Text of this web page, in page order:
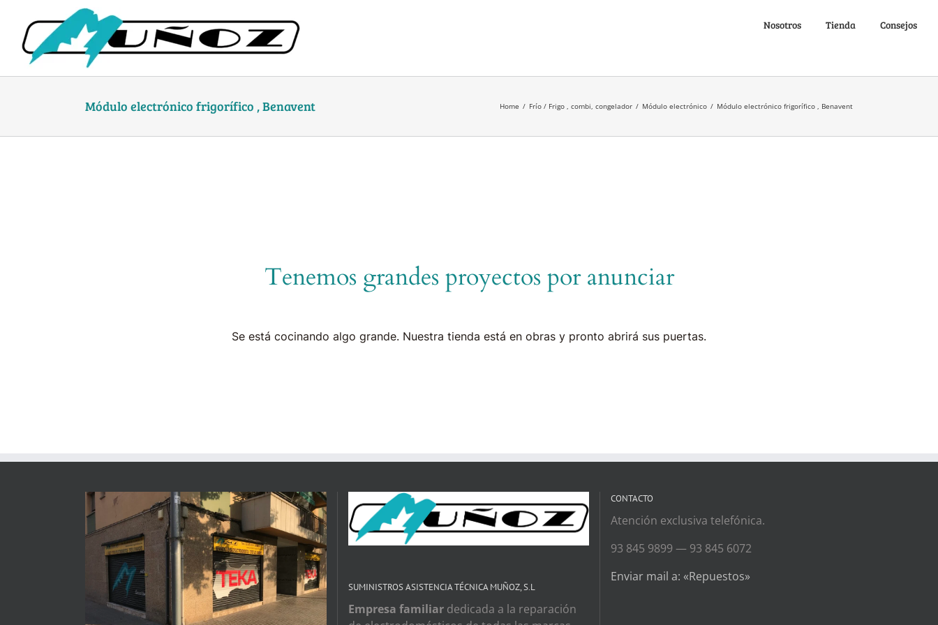
content
Nosotros Tienda Consejos
Módulo electrónico frigorífico , Benavent Home / Frío / Frigo , combi, congelador / Módulo electrónico / Módulo electrónico frigorífico , Benavent
Tenemos grandes proyectos por anunciar
Se está cocinando algo grande. Nuestra tienda está en obras y pronto abrirá sus puertas.
SUMINISTROS ASISTENCIA TÉCNICA MUÑOZ, S.L
Empresa familiardedicada a la reparación
CONTACTO
Atención exclusiva telefónica.
93 845 9899 — 93 845 6072
Enviar mail a: «Repuestos»